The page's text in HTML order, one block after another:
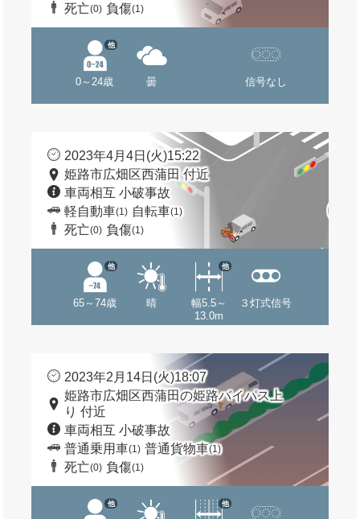
死亡(0) 負傷(1)
0～24歳
他
曇 信号なし
2023年4月4日(火)15:22
姫路市広畑区西蒲田 付近
車両相互 小破事故
軽自動車(1) 自転車(1)
死亡(0) 負傷(1)
65～74歳
他
晴
幅5.5～
13.0m
他
３灯式信号
2023年2月14日(火)18:07
姫路市広畑区西蒲田の姫路バイパス上
り 付近
車両相互 小破事故
普通乗用車(1) 普通貨物車(1)
死亡(0) 負傷(1)
他 他